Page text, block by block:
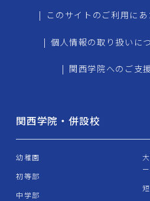
| このサイトのご利用にあ
| 個人情報の取り扱いに
| 関西学院へのご支援
関西学院・併設校
幼稚園
初等部
中学部